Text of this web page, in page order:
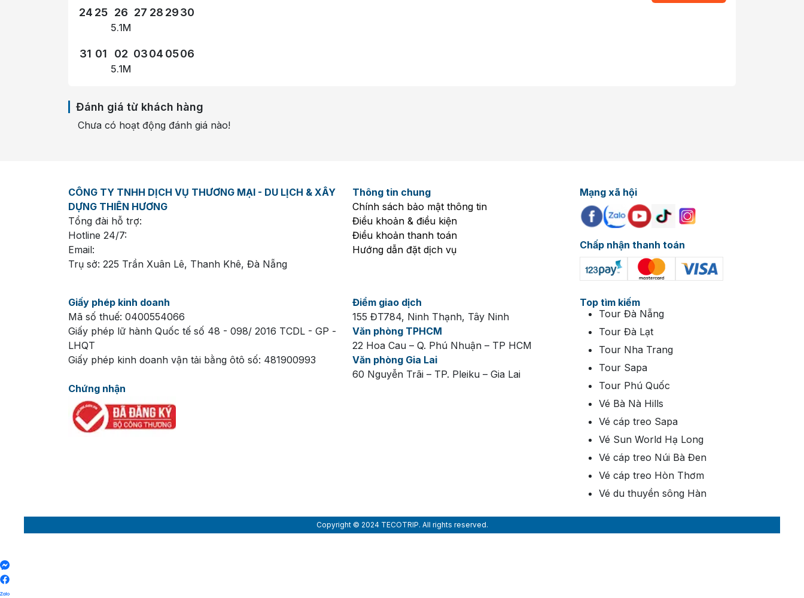
24 25 26
5.1M
27 28 2930
31 01 02
5.1M
0304 0506
Đánh giá từ khách hàng
Chưa có hoạt động đánh giá nào!
CÔNG TY TNHH DỊCH VỤ THƯƠNG MẠI - DU LỊCH & XÂY
DỰNG THIÊN HƯƠNG
Tổng đài hỗ trợ:
Hotline 24/7:
Email:
Trụ sở: 225 Trần Xuân Lê, Thanh Khê, Đà Nẵng
Thông tin chung
Chính sách bảo mật thông tin
Điều khoản & điều kiện
Điều khoản thanh toán
Hướng dẫn đặt dịch vụ
Mạng xã hội
Chấp nhận thanh toán
Giấy phép kinh doanh
Mã số thuế: 0400554066
Giấy phép lữ hành Quốc tế số 48 - 098/ 2016 TCDL - GP -
LHQT
Giấy phép kinh doanh vận tải bằng ôtô số: 481900993
Chứng nhận
Điểm giao dịch
155 ĐT784, Ninh Thạnh, Tây Ninh
Văn phòng TPHCM
22 Hoa Cau – Q. Phú Nhuận – TP HCM
Văn phòng Gia Lai
60 Nguyễn Trãi – TP. Pleiku – Gia Lai
Top tìm kiếm
Tour Đà Nẵng
Tour Đà Lạt
Tour Nha Trang
Tour Sapa
Tour Phú Quốc
Vé Bà Nà Hills
Vé cáp treo Sapa
Vé Sun World Hạ Long
Vé cáp treo Núi Bà Đen
Vé cáp treo Hòn Thơm
Vé du thuyền sông Hàn
Copyright © 2024 TECOTRIP. All rights reserved.